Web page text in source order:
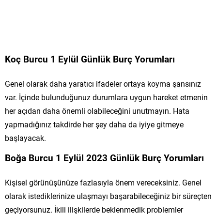
Koç Burcu 1 Eylül Günlük Burç Yorumları
Genel olarak daha yaratıcı ifadeler ortaya koyma şansınız
var. İçinde bulunduğunuz durumlara uygun hareket etmenin
her açıdan daha önemli olabileceğini unutmayın. Hata
yapmadığınız takdirde her şey daha da iyiye gitmeye
başlayacak.
Boğa Burcu 1 Eylül 2023 Günlük Burç Yorumları
Kişisel görünüşünüze fazlasıyla önem vereceksiniz. Genel
olarak istediklerinize ulaşmayı başarabileceğiniz bir süreçten
geçiyorsunuz. İkili ilişkilerde beklenmedik problemler